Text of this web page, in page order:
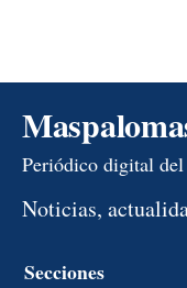
Periódico digital
Noticias,
Secciones